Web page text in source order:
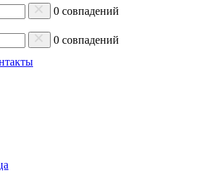
0 совпадений
0 совпадений